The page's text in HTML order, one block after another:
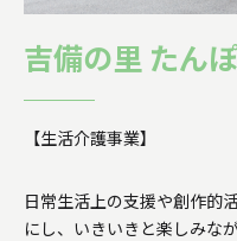
吉備の里 たん
【生活介護事業】
日常生活上の支援や創作的
にし、いきいきと楽しみな